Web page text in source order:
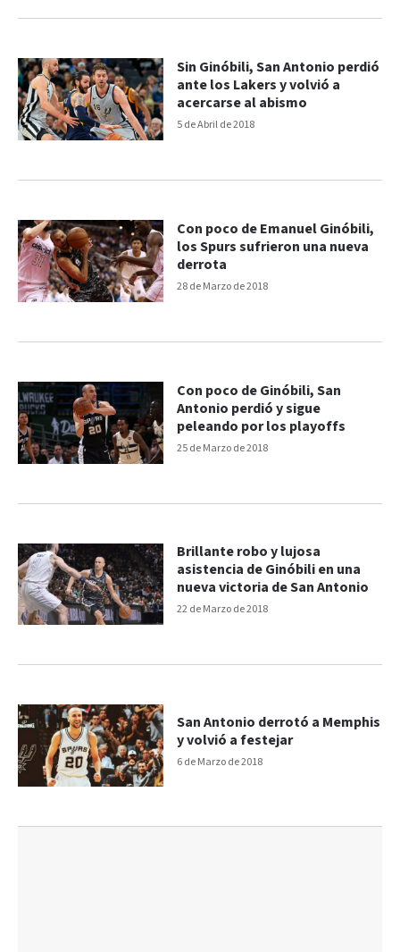
5 de Abril de 2018
Sin Ginóbili, San Antonio perdió
ante los Lakers y volvió a
acercarse al abismo
28 de Marzo de 2018
Con poco de Emanuel Ginóbili,
los Spurs sufrieron una nueva
derrota
25 de Marzo de 2018
Con poco de Ginóbili, San
Antonio perdió y sigue
peleando por los playoffs
22 de Marzo de 2018
Brillante robo y lujosa
asistencia de Ginóbili en una
nueva victoria de San Antonio
6 de Marzo de 2018
San Antonio derrotó a Memphis
y volvió a festejar